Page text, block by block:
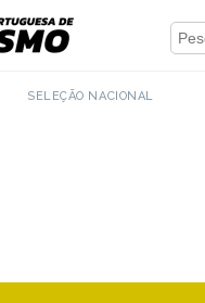
SELEÇÃO NACIONAL